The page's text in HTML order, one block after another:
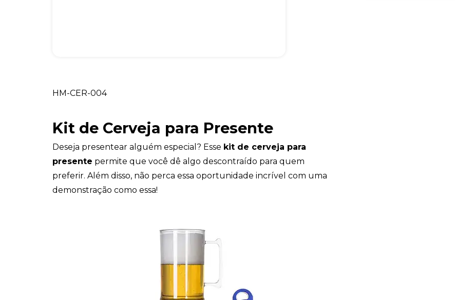
HM-CER-004
Kit de Cerveja para Presente
Deseja presentear alguém especial? Esse kit de cerveja para
presente permite que você dê algo descontraído para quem
preferir. Além disso, não perca essa oportunidade incrível com uma
demonstração como essa!